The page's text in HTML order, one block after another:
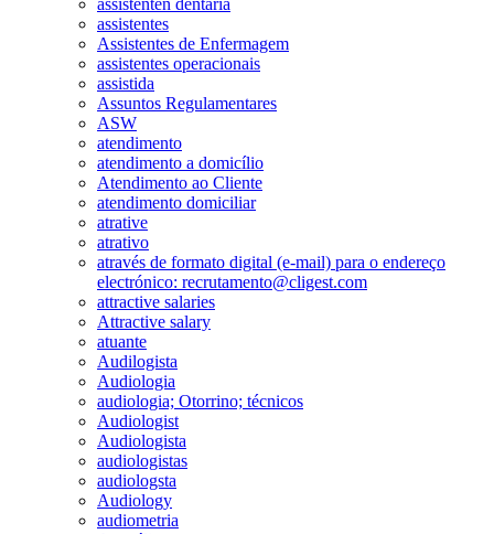
assistentes
Assistentes de Enfermagem
assistentes operacionais
assistida
Assuntos Regulamentares
ASW
atendimento
atendimento a domicílio
Atendimento ao Cliente
atendimento domiciliar
atrative
atrativo
através de formato digital (e-mail) para o endereço
electrónico: recrutamento@cligest.com
attractive salaries
Attractive salary
atuante
Audilogista
Audiologia
audiologia; Otorrino; técnicos
Audiologist
Audiologista
audiologistas
audiologsta
Audiology
audiometria